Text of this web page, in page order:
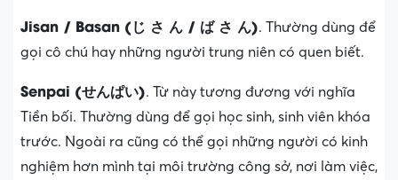
Jisan / Basan (じ さ ん / ば さ ん). Thường dùng để
gọi cô chú hay những người trung niên có quen biết.
Senpai (せんぱい). Từ này tương đương với nghĩa
Tiền bối. Thường dùng để gọi học sinh, sinh viên khóa
trước. Ngoài ra cũng có thể gọi những người có kinh
nghiệm hơn mình tại môi trường công sở, nơi làm việc,